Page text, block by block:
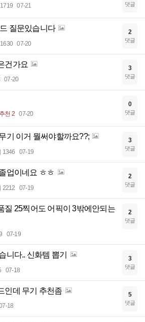
07-21 댓글
질문있습니다
07-20
2
댓글
건가요
07-20
3
댓글
추천 2 07-20
0
댓글
기 이거 뭘써야할까요??;
1346 07-19
3
댓글
업이네요 ㅎㅎ
2212 07-19
2
댓글
질 25찍어도 어픽이 3밖에안되는
07-19
2
댓글
니다.. 신화템 뽑기
07-18
3
댓글
인데 무기 추천좀
18
5
댓글